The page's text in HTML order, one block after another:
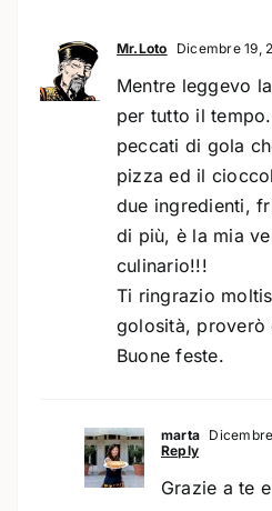
Mr.Loto Dicembre 19,
Mentre leggevo
per tutto il
peccati di gola
pizza ed il
due ingredienti,
di più, è la mia
culinario!!!
Ti ringrazio
golosità, proverò
Buone feste.
marta
Reply
Grazie a te